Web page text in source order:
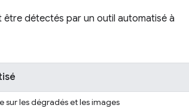
être détectés par un outil automatisé à
sur les dégradés et les images